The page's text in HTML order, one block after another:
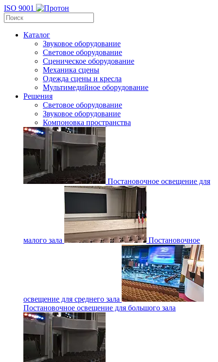
ISO 9001
Каталог
Звуковое оборудование
Световое оборудование
Сценическое оборудование
Механика сцены
Одежда сцены и кресла
Мультимедийное оборудование
Решения
Световое оборудование
Звуковое оборудование
Компоновка пространства
Постановочное освещение для
малого зала Постановочное
освещение для среднего зала
Постановочное освещение для большого зала